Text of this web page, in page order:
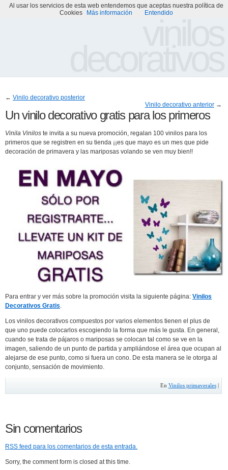
Portada Acerca de Galería de Vinilos Decorativos
← Vinilo decorativo posterior
Vinilo decorativo anterior→
Un vinilo decorativo gratis para los primeros
Vinila Vinilos te invita a su nueva promoción, regalan 100 vinilos para los
primeros que se registren en su tienda ¡¡es que mayo es un mes que pide
decoración de primavera y las mariposas volando se ven muy bien!!
Para entrar y ver más sobre la promoción visita la siguiente página: Vinilos
Decorativos Gratis.
Los vinilos decorativos compuestos por varios elementos tienen el plus de
que uno puede colocarlos escogiendo la forma que más le gusta. En general,
cuando se trata de pájaros o mariposas se colocan tal como se ve en la
imagen, saliendo de un punto de partida y ampliándose el área que ocupan al
alejarse de ese punto, como si fuera un cono. De esta manera se le otorga al
conjunto, sensación de movimiento.
En Vinilos primaverales|
Sin comentarios
RSS feed para los comentarios de esta entrada.
Sorry, the comment form is closed at this time.
Al usar los servicios de esta web entendemos que aceptas nuestra política de
Cookies
Más información Entendido